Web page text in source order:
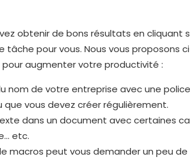
obtenir de bons résultats en cliquant
tâche pour vous. Nous vous proposons
augmenter votre productivité :
nom de votre entreprise avec une
que vous devez créer régulièrement.
dans un document avec certaines
etc.
macros peut vous demander un peu